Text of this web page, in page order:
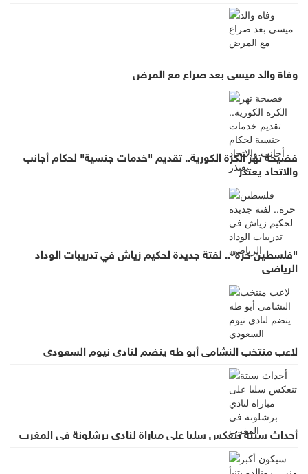
وفاة والد ميسي بعد صراع مع المرض
فضيحة تهز الكرة الكورية.. تقديم "خدمات جنسية" لحكام أجانب
والاتحاد يعتذر
"فلسطين حرة".. لفتة جديدة لحكيم زياش في تدريبات الوداد
الرياضي
لاعب منتخب النشامى أبو طه ينضم لنادي نيوم السعودي
أحداث سبتة تنعكس سلبا على مباراة لنادي برشلونة في المغرب